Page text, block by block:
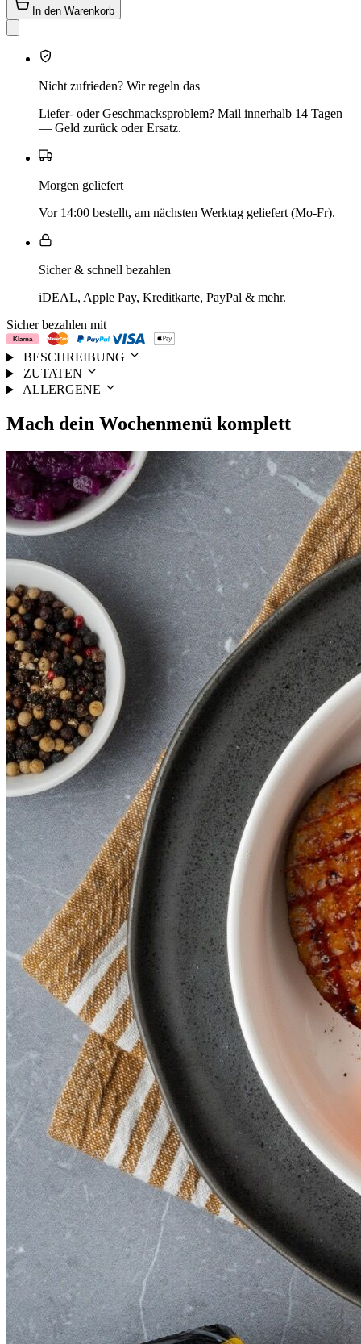
In den Warenkorb
Nicht zufrieden? Wir regeln das
Liefer- oder Geschmacksproblem? Mail innerhalb 14 Tagen
— Geld zurück oder Ersatz.
Morgen geliefert
Vor 14:00 bestellt, am nächsten Werktag geliefert (Mo-Fr).
Sicher & schnell bezahlen
iDEAL, Apple Pay, Kreditkarte, PayPal & mehr.
Sicher bezahlen mit
BESCHREIBUNG
ZUTATEN
ALLERGENE
Mach dein Wochenmenü komplett